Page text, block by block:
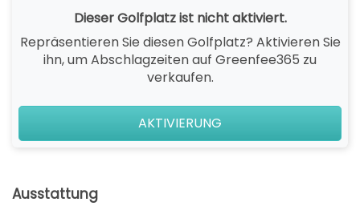
Dieser Golfplatz ist nicht aktiviert.
Repräsentieren Sie diesen Golfplatz? Aktivieren Sie
ihn, um Abschlagzeiten auf Greenfee365 zu
verkaufen.
AKTIVIERUNG
Ausstattung